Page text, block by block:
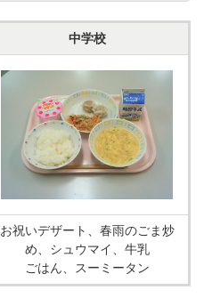
中学校
お祝いデザート、春雨のごま炒
め、シュウマイ、牛乳
ごはん、スーミータン